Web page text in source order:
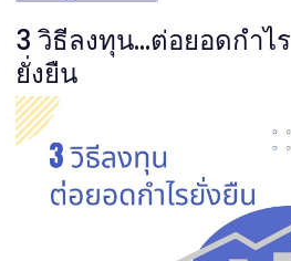
3 วิธีลงทุน…ต่อยอดกำไร
ยั่งยืน